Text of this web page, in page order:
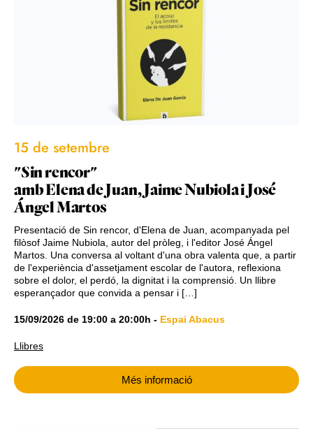
15 de setembre
"Sin rencor"
amb Elena de Juan, Jaime Nubiola i José
Ángel Martos
Presentació de Sin rencor, d'Elena de Juan, acompanyada pel
filòsof Jaime Nubiola, autor del pròleg, i l'editor José Ángel
Martos. Una conversa al voltant d'una obra valenta que, a partir
de l'experiència d'assetjament escolar de l'autora, reflexiona
sobre el dolor, el perdó, la dignitat i la comprensió. Un llibre
esperançador que convida a pensar i […]
15/09/2026 de 19:00 a 20:00h - Espai Abacus
Llibres
Més informació